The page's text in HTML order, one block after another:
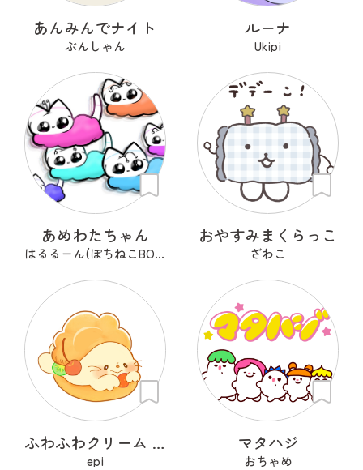
あんみんでナイト
ぶんしゃん
ルーナ
Ukipi
あめわたちゃん
はるるーん(ぽちねこBOOKS)
おやすみまくらっこ
ざわこ
ふわふわクリーム あざらシュー
epi
マタハジ
おちゃめ